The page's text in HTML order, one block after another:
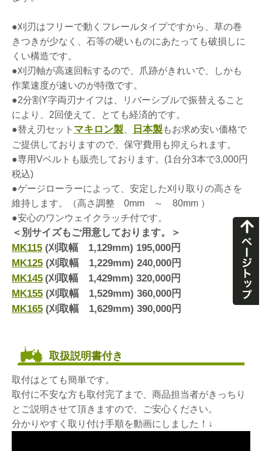
●刈刃はフリーで動くフレールタイプですから、草の巻
きつきが少なく、石等の硬いものにあたっても破損しに
くい構造です。
●刈刃軸が高速回転するので、爪跡がきれいで、しかも
作業速度が速いのが特徴です。
●2分割Y字両刃ナイフは、リバーシブルで振替えること
により、2回使えて、とても経済的です。
●替え刃セット マキロン製 日本製もお求め安い価格で
ご提供しておりますので、保守費用も抑えられます。
●専用Vベルトも販売しております。(1台分3本で3,000円
税込)
●ゲージローラーによって、安定した刈り取りの高さを
維持します。（高さ調整 0mm ～ 80mm ）
●安心のワンウェイクラッチ付です。
＜別サイズもご用意しております。＞
MK115 (刈取幅 1,129mm) 195,000円
MK125 (刈取幅 1,229mm) 240,000円
MK145 (刈取幅 1,429mm) 320,000円
MK155 (刈取幅 1,529mm) 360,000円
MK165 (刈取幅 1,629mm) 390,000円
取扱説明書付き
取付はとても簡単です。
取付に不安な方も取付完了まで、商品担当者がきっちり
とご説明させて頂きますので、ご安心ください。
分かりやすく取り付け手順を動画にしました！↓